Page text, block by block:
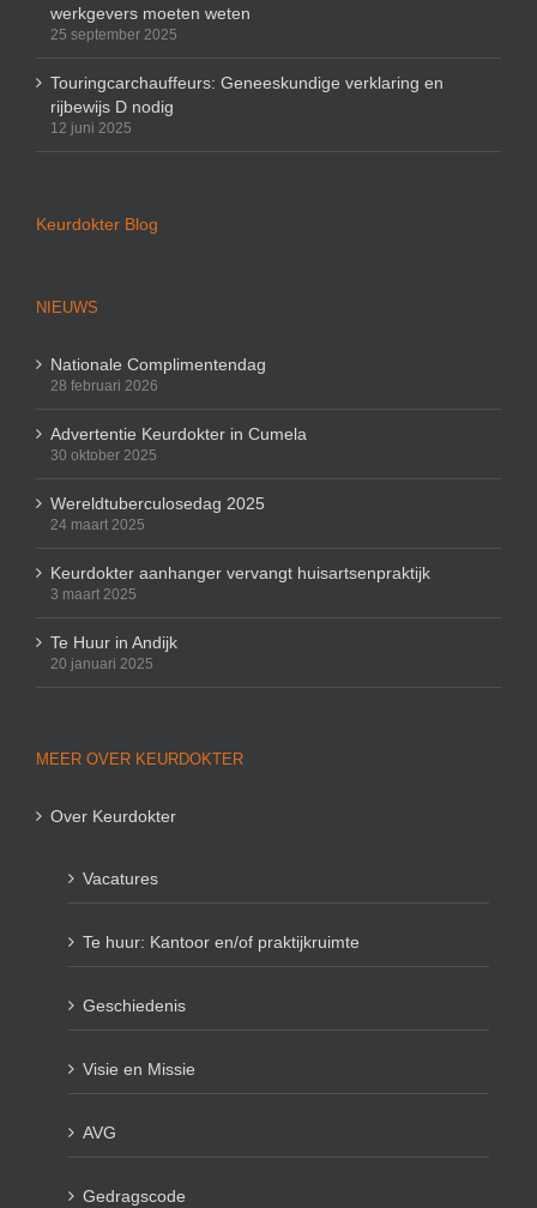
werkgevers moeten weten
25 september 2025
Touringcarchauffeurs: Geneeskundige verklaring en
rijbewijs D nodig
12 juni 2025
Keurdokter Blog
NIEUWS
Nationale Complimentendag
28 februari 2026
Advertentie Keurdokter in Cumela
30 oktober 2025
Wereldtuberculosedag 2025
24 maart 2025
Keurdokter aanhanger vervangt huisartsenpraktijk
3 maart 2025
Te Huur in Andijk
20 januari 2025
MEER OVER KEURDOKTER
Over Keurdokter
Vacatures
Te huur: Kantoor en/of praktijkruimte
Geschiedenis
Visie en Missie
AVG
Gedragscode